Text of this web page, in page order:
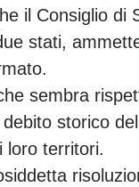
il Consiglio di
stati,
sembra
storico
loro territori.